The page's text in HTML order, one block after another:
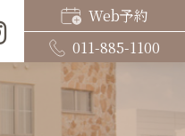
Web予約
011-885-1100